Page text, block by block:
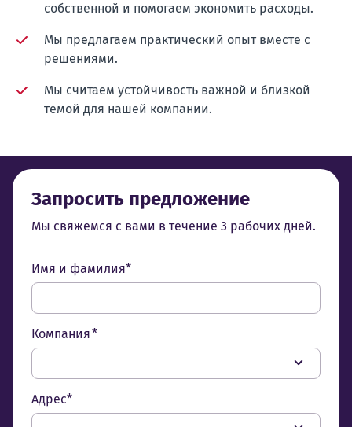
собственной и помогаем экономить расходы.
Мы предлагаем практический опыт вместе с
решениями.
Мы считаем устойчивость важной и близкой
темой для нашей компании.
Запросить предложение
Мы свяжемся с вами в течение 3 рабочих дней.
Имя и фамилия*
Компания *
Адрес*